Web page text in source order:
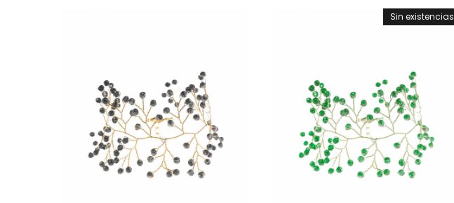
Sin existencias